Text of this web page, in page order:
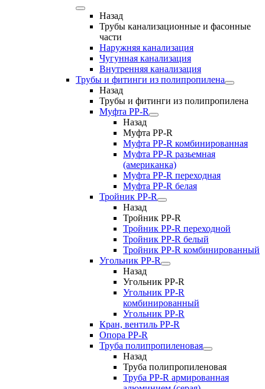
Назад
Трубы канализационные и фасонные
части
Наружняя канализация
Чугунная канализация
Внутренняя канализация
Трубы и фитинги из полипропилена
Назад
Трубы и фитинги из полипропилена
Муфта PP-R
Назад
Муфта PP-R
Муфта РР-R комбинированная
Муфта РР-R разьемная
(американка)
Муфта РР-R переходная
Муфта РР-R белая
Тройник PP-R
Назад
Тройник PP-R
Тройник РР-R переходной
Тройник РР-R белый
Тройник РР-R комбинированный
Угольник PP-R
Назад
Угольник PP-R
Угольник РР-R
комбинированный
Угольник РР-R
Кран, вентиль PP-R
Опора PP-R
Труба полипропиленовая
Назад
Труба полипропиленовая
Труба PP-R армированная